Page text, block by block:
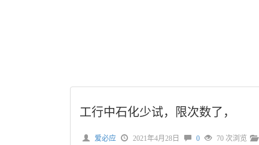
工行中石化少试，限次数了，
爱必应 2021年4月28日 0 70 次浏览